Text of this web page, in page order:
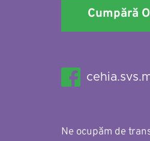
Cumpără
Ne ocupăm de